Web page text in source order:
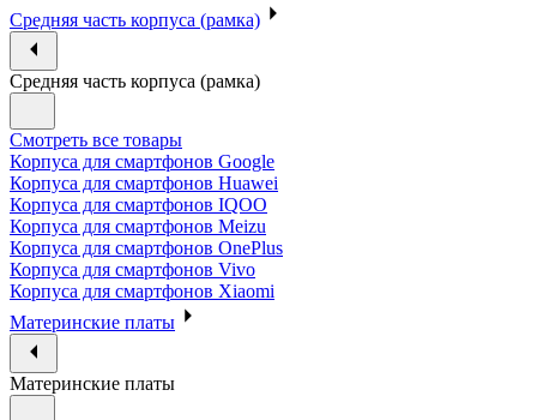
Средняя часть корпуса (рамка)
Средняя часть корпуса (рамка)
Смотреть все товары
Корпуса для смартфонов Google
Корпуса для смартфонов Huawei
Корпуса для смартфонов IQOO
Корпуса для смартфонов Meizu
Корпуса для смартфонов OnePlus
Корпуса для смартфонов Vivo
Корпуса для смартфонов Xiaomi
Материнские платы
Материнские платы